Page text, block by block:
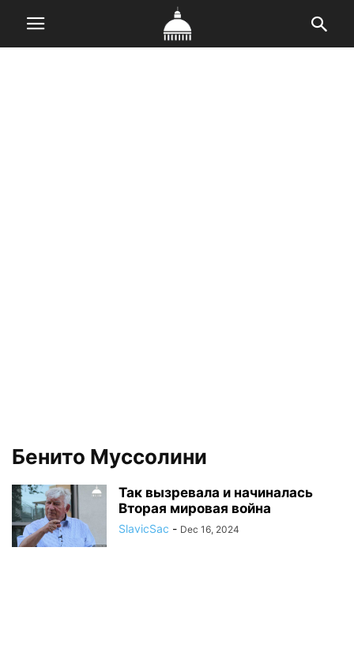
Бенито Муссолини
Так вызревала и начиналась
Вторая мировая война
SlavicSac - Dec 16, 2024